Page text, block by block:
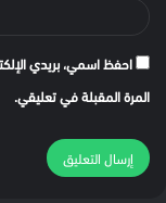
احفظ اسمي، بريدي
المرة المقبلة في تعليقي.